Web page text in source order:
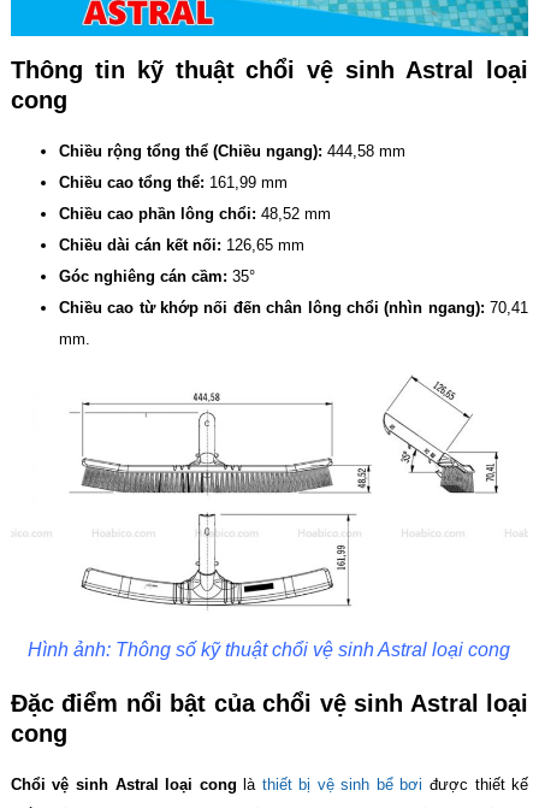
Thông tin kỹ thuật chổi vệ sinh Astral loại
cong
Chiều rộng tổng thể (Chiều ngang): 444,58 mm
Chiều cao tổng thể: 161,99 mm
Chiều cao phần lông chổi: 48,52 mm
Chiều dài cán kết nối: 126,65 mm
Góc nghiêng cán cầm: 35°
Chiều cao từ khớp nối đến chân lông chổi (nhìn ngang): 70,41
mm.
Hình ảnh: Thông số kỹ thuật chổi vệ sinh Astral loại cong
Đặc điểm nổi bật của chổi vệ sinh Astral loại
cong
Chổi vệ sinh Astral loại cong là thiết bị vệ sinh bể bơi được thiết kế